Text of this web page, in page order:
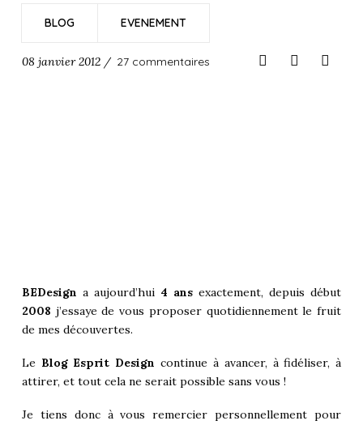
BLOG EVENEMENT
08 janvier 2012 / 27 commentaires
BEDesign a aujourd’hui 4 ans exactement, depuis début
2008 j’essaye de vous proposer quotidiennement le fruit
de mes découvertes.
Le Blog Esprit Design continue à avancer, à fidéliser, à
attirer, et tout cela ne serait possible sans vous !
Je tiens donc à vous remercier personnellement pour